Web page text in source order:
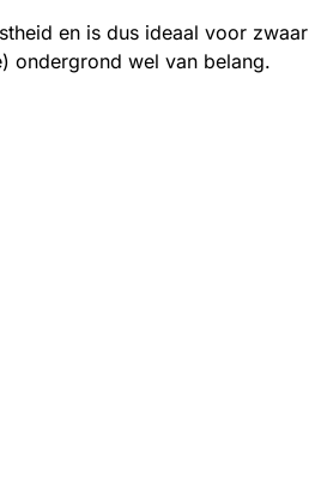
en is dus ideaal voor zwaar
ondergrond wel van belang.